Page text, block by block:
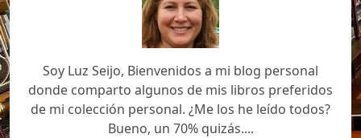
Soy Luz Seijo, Bienvenidos a mi blog personal
donde comparto algunos de mis libros preferidos
de mi colección personal. ¿Me los he leído todos?
Bueno, un 70% quizás....